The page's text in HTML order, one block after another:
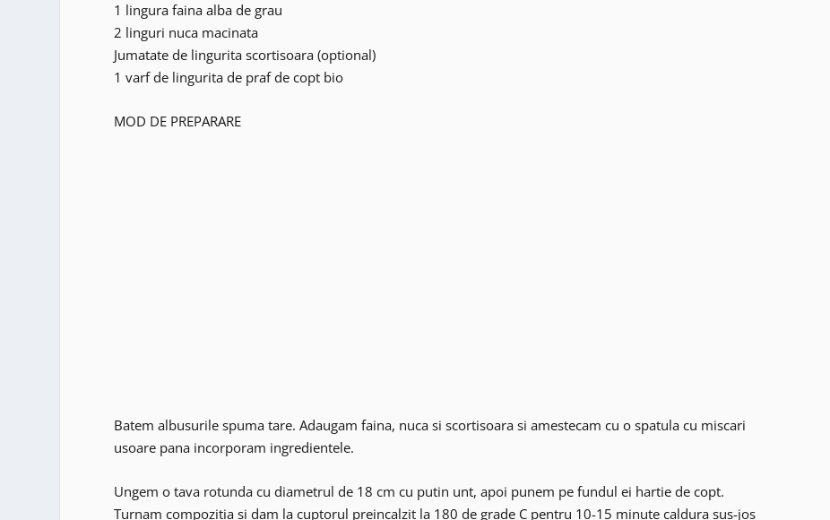
1 lingura faina alba de grau
2 linguri nuca macinata
Jumatate de lingurita scortisoara (optional)
1 varf de lingurita de praf de copt bio
MOD DE PREPARARE
Batem albusurile spuma tare. Adaugam faina, nuca si scortisoara si amestecam cu o spatula cu miscari
usoare pana incorporam ingredientele.
Ungem o tava rotunda cu diametrul de 18 cm cu putin unt, apoi punem pe fundul ei hartie de copt.
Turnam compozitia si dam la cuptorul preincalzit la 180 de grade C pentru 10-15 minute caldura sus-jos